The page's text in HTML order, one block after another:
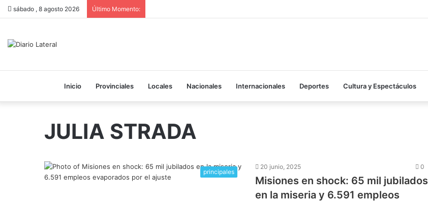
sábado , 8 agosto 2026 Último Momento:
Inicio Provinciales Locales Nacionales Internacionales Deportes Cultura y Espectáculos
JULIA STRADA
principales
20 junio, 2025 0
Misiones en shock: 65 mil jubilados
en la miseria y 6.591 empleos